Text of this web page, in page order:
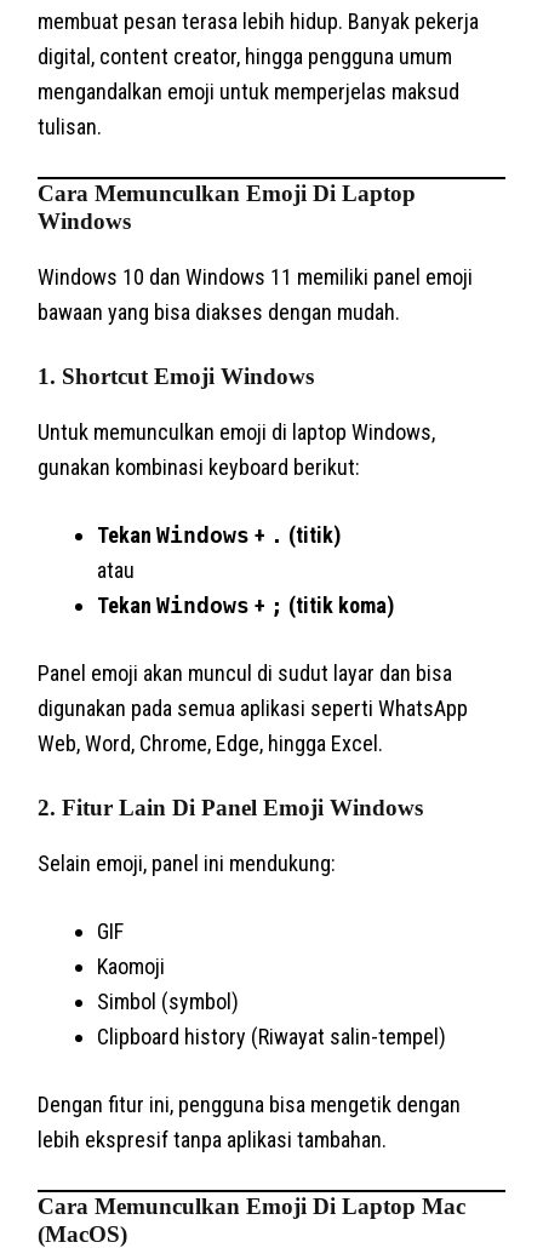
membuat pesan terasa lebih hidup. Banyak pekerja
digital, content creator, hingga pengguna umum
mengandalkan emoji untuk memperjelas maksud
tulisan.
Cara Memunculkan Emoji Di Laptop
Windows
Windows 10 dan Windows 11 memiliki panel emoji
bawaan yang bisa diakses dengan mudah.
1. Shortcut Emoji Windows
Untuk memunculkan emoji di laptop Windows,
gunakan kombinasi keyboard berikut:
TekanWindows + . (titik)
atau
TekanWindows + ; (titik koma)
Panel emoji akan muncul di sudut layar dan bisa
digunakan pada semua aplikasi seperti WhatsApp
Web, Word, Chrome, Edge, hingga Excel.
2. Fitur Lain Di Panel Emoji Windows
Selain emoji, panel ini mendukung:
GIF
Kaomoji
Simbol (symbol)
Clipboard history (Riwayat salin-tempel)
Dengan fitur ini, pengguna bisa mengetik dengan
lebih ekspresif tanpa aplikasi tambahan.
Cara Memunculkan Emoji Di Laptop Mac
(macOS)